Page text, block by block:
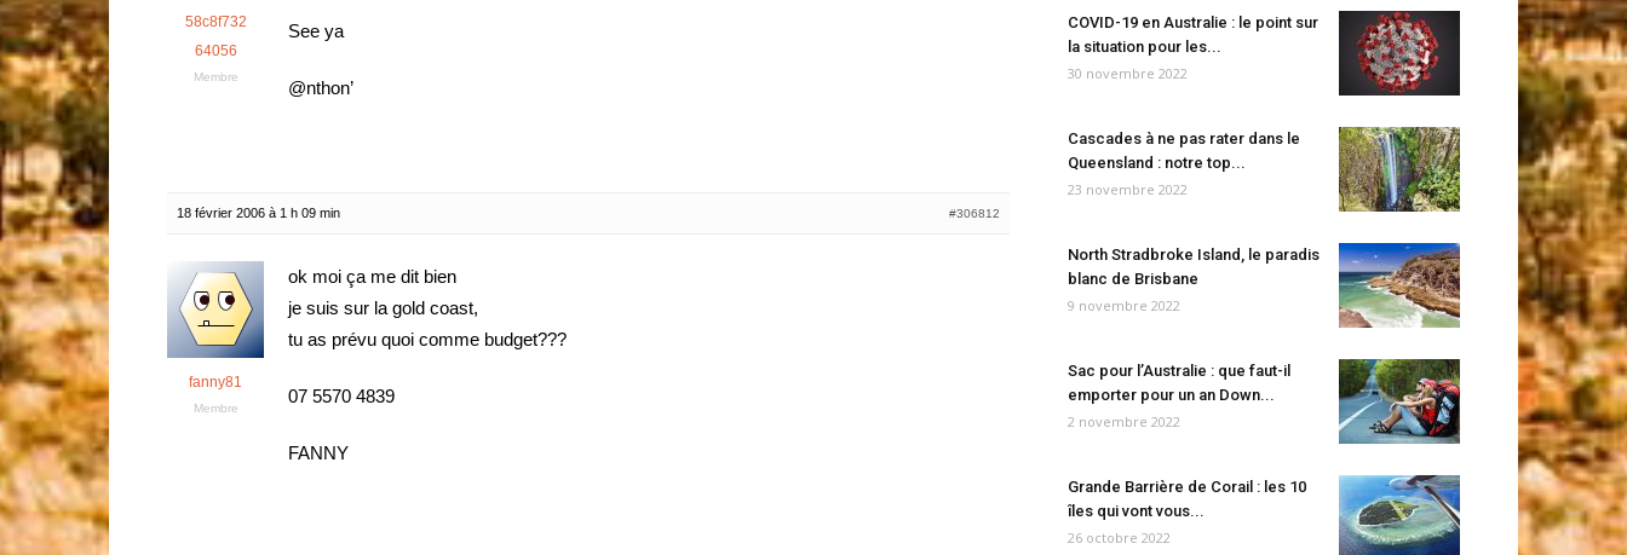
58c8f732
64056
Membre
See ya
@nthon’
18 février 2006 à 1 h 09 min #306812
fanny81
Membre
ok moi ça me dit bien
je suis sur la gold coast,
tu as prévu quoi comme budget???
07 5570 4839
FANNY
COVID-19 en Australie : le point sur
la situation pour les...
30 novembre 2022
Cascades à ne pas rater dans le
Queensland : notre top...
23 novembre 2022
North Stradbroke Island, le paradis
blanc de Brisbane
9 novembre 2022
Sac pour l’Australie : que faut-il
emporter pour un an Down...
2 novembre 2022
Grande Barrière de Corail : les 10
îles qui vont vous...
26 octobre 2022